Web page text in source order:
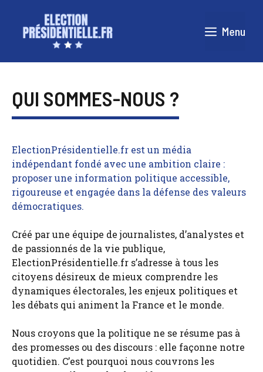
contenu
Menu
QUI SOMMES-NOUS ?
ElectionPrésidentielle.fr est un média
indépendant fondé avec une ambition claire :
proposer une information politique accessible,
rigoureuse et engagée dans la défense des valeurs
démocratiques.
Créé par une équipe de journalistes, d’analystes et
de passionnés de la vie publique,
ElectionPrésidentielle.fr s’adresse à tous les
citoyens désireux de mieux comprendre les
dynamiques électorales, les enjeux politiques et
les débats qui animent la France et le monde.
Nous croyons que la politique ne se résume pas à
des promesses ou des discours : elle façonne notre
quotidien. C’est pourquoi nous couvrons les